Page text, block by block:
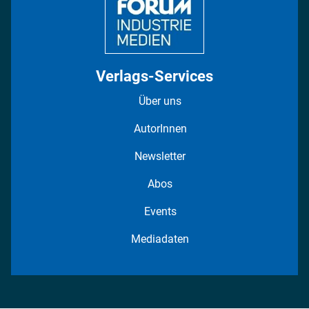
Verlags-Services
Über uns
AutorInnen
Newsletter
Abos
Events
Mediadaten